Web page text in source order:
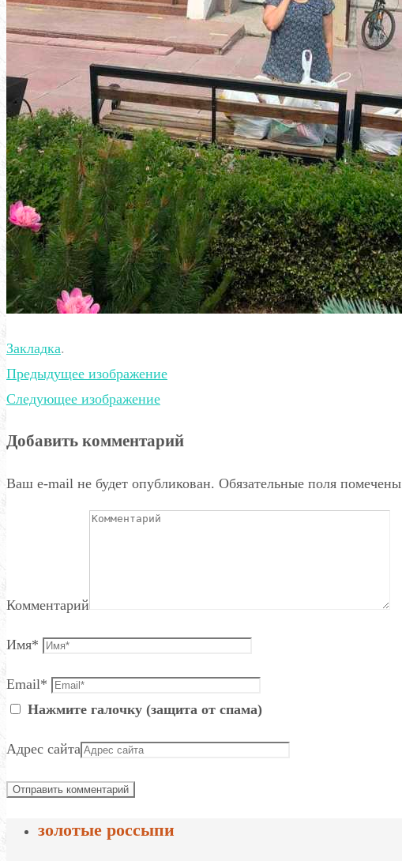
Закладка.
Предыдущее изображение
Следующее изображение
Добавить комментарий
Ваш e-mail не будет опубликован. Обязательные поля помечены
Комментарий
Имя*
Email*
Нажмите галочку (защита от спама)
Адрес сайта
золотые россыпи